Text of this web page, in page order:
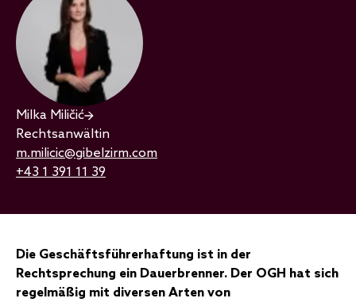
Milka Miličić
Rechtsanwältin
m.milicic@gibelzirm.com
+43 1 391 11 39
Die Geschäftsführerhaftung ist in der
Rechtsprechung ein Dauerbrenner. Der OGH hat sich
regelmäßig mit diversen Arten von